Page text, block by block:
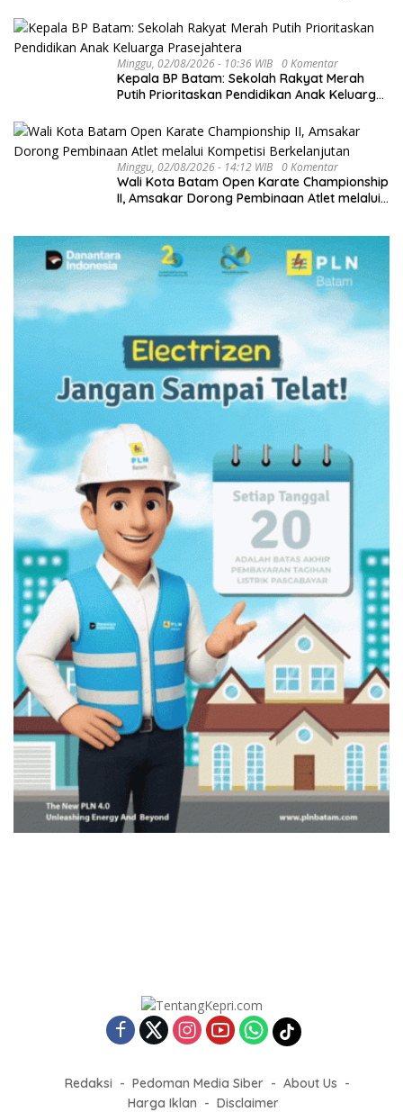
Minggu, 02/08/2026 - 10:36 WIB 0 Komentar
Kepala BP Batam: Sekolah Rakyat Merah
Putih Prioritaskan Pendidikan Anak Keluarga
Minggu, 02/08/2026 - 14:12 WIB 0 Komentar
Wali Kota Batam Open Karate Championship
II, Amsakar Dorong Pembinaan Atlet melalui
Redaksi Pedoman Media Siber
About Us
Harga Iklan
Disclaimer